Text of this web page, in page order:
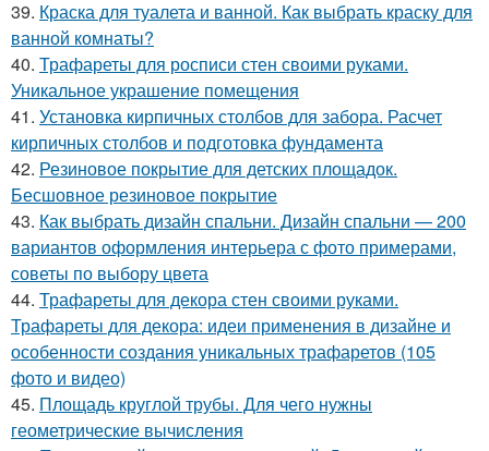
39. Краска для туалета и ванной. Как выбрать краску для
ванной комнаты?
40. Трафареты для росписи стен своими руками.
Уникальное украшение помещения
41. Установка кирпичных столбов для забора. Расчет
кирпичных столбов и подготовка фундамента
42. Резиновое покрытие для детских площадок.
Бесшовное резиновое покрытие
43. Как выбрать дизайн спальни. Дизайн спальни — 200
вариантов оформления интерьера с фото примерами,
советы по выбору цвета
44. Трафареты для декора стен своими руками.
Трафареты для декора: идеи применения в дизайне и
особенности создания уникальных трафаретов (105
фото и видео)
45. Площадь круглой трубы. Для чего нужны
геометрические вычисления